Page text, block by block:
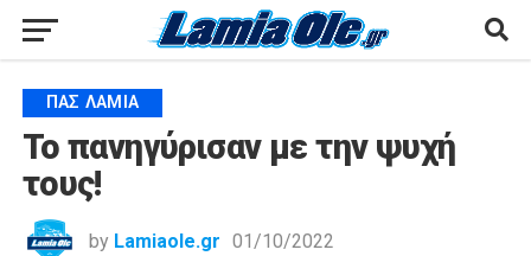
ΠΑΣ ΛΑΜΊΑ
Το πανηγύρισαν με την ψυχή
τους!
by Lamiaole.gr 01/10/2022